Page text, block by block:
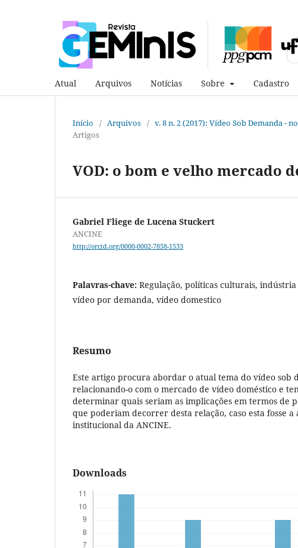
Atual Arquivos Notícias Sobre Cadastro
Início / Arquivos / v. 8 n. 2 (2017): Vídeo Sob Demanda -
Artigos
VOD: o bom e velho mercado
Gabriel Fliege de Lucena Stuckert
ANCINE
http://orcid.org/0000-0002-7858-1533
Palavras-chave: Regulação, políticas culturais,
vídeo por demanda, vídeo domestico
Resumo
Este artigo procura abordar o atual tema do vídeo sob
relacionando-o com o mercado de vídeo doméstico e
determinar quais seriam as implicações em termos de
que poderiam decorrer desta relação, caso esta fosse a
institucional da ANCINE.
Downloads